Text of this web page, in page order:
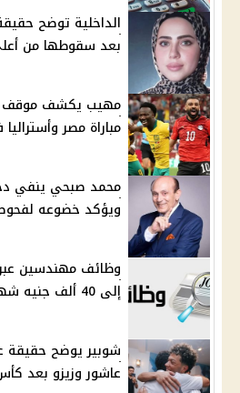
الداخلية توضح
بعد سقوطها من
مهيب يكشف
مباراة مصر
محمد صبحي ينفي
ويؤكد خضوعه
وظائف مهندسين
إلى 40 ألف جنيه شهريًا
شوبير يوضح حقيقة
عاشور وزيزو بعد